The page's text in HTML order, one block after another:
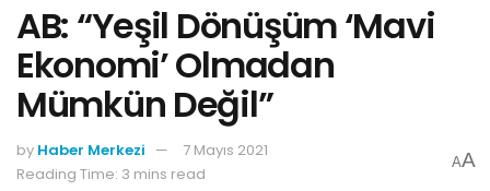
AB: “Yeşil Dönüşüm ‘Mavi
Ekonomi’ Olmadan
Mümkün Değil”
by Haber Merkezi
7 Mayıs 2021
Reading Time: 3 mins read
AA